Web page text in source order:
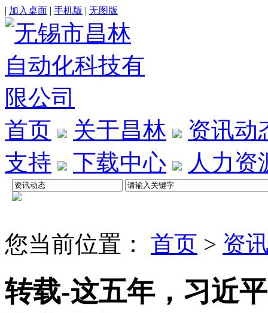
| 加入桌面 | 手机版 | 无图版
首页 关于昌林
资讯动
支持
下载中心 人力资
您当前位置： 首页 > 资
转载-这五年，习近